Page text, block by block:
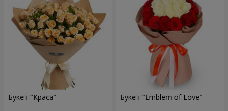
Букет "Краса" Букет "Emblem of Love"